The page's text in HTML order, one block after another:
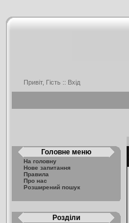
Привіт, Гість :: Вхід
Головне меню
На головну
Нове запитання
Правила
Про нас
Розширений пошук
Розділи